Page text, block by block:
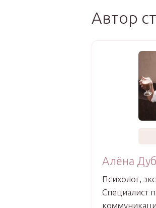
Автор
Алёна
Психолог,
Специалист